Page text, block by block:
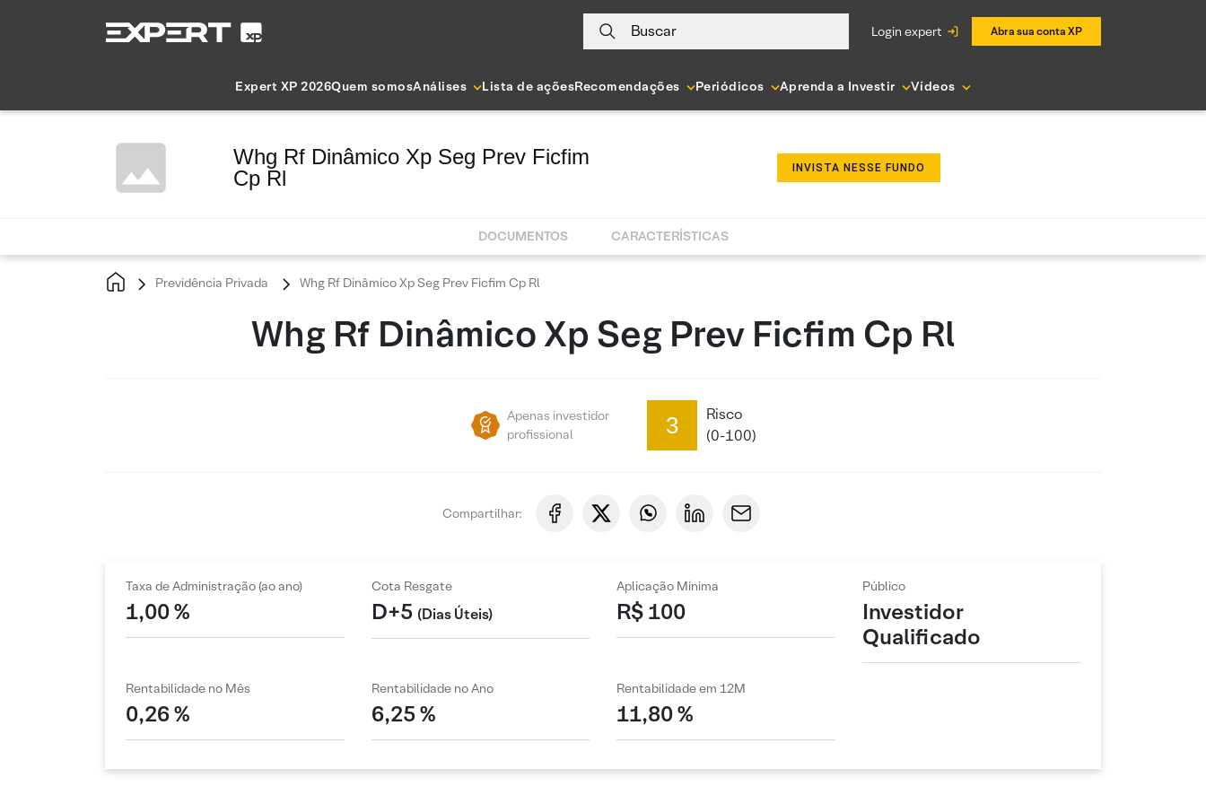
Buscar login expert Abra sua conta XP
Expert XP 2026Quem somosAnálises Lista de açõesRecomendações Periódicos Aprenda a Investir Vídeos
Whg Rf Dinâmico Xp Seg Prev Ficfim
Cp Rl
INVISTA NESSE FUNDO
DOCUMENTOS CARACTERÍSTICAS
Previdência Privada Whg Rf Dinâmico Xp Seg Prev Ficfim Cp Rl
Whg Rf Dinâmico Xp Seg Prev Ficfim Cp Rl
Apenas investidor
profissional
3
Risco
(0-100)
Compartilhar:
Taxa de Administração (ao ano)
1,00 %
Cota Resgate
D+5 (Dias Úteis)
Aplicação Mínima
R$ 100
Público
Investidor
Qualificado
Rentabilidade no Mês
0,26 %
Rentabilidade no Ano
6,25 %
Rentabilidade em 12M
11,80 %